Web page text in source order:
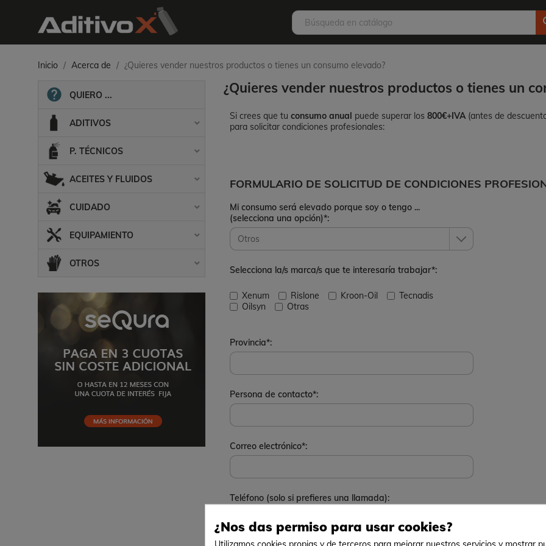
Inicio Acerca de ¿Quieres vender nuestros productos o tienes un consumo elevado?
QUIERO ...
ADITIVOS 
P. TÉCNICOS 
ACEITES Y FLUIDOS 
CUIDADO 
EQUIPAMIENTO 
OTROS 
¿Quieres vender nuestros productos o tienes un
Si crees que tu consumo anual puede superar los 800€+IVA(antes de
para solicitar condiciones profesionales:
FORMULARIO DE SOLICITUD DE CONDICIONES
Mi consumo será elevado porque soy o tengo ...
(selecciona una opción)*:
Selecciona la/s marca/s que te interesaría trabajar*:
Xenum Rislone Kroon-Oil
Tecnadis
Oilsyn
Otras
Provincia*:
Persona de contacto*:
Correo electrónico*:
Teléfono (solo si prefieres una llamada):
¿Nos das permiso para usar cookies?
Utilizamos cookies propias y de terceros para mejorar nuestros servicios y mostrar